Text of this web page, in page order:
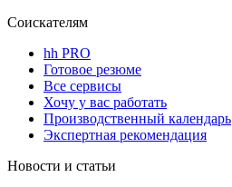
Соискателям
hh PRO
Готовое резюме
Все сервисы
Хочу у вас работать
Производственный календарь
Экспертная рекомендация
Новости и статьи